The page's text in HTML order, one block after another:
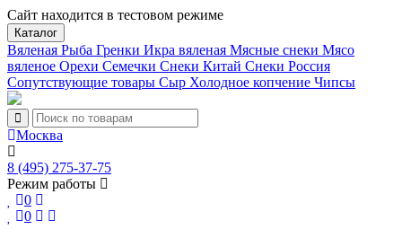
Сайт находится в тестовом режиме
Каталог
Вяленая Рыба Гренки Икра вяленая Мясные снеки Мясо
вяленое Орехи Семечки Снеки Китай Снеки Россия
Сопутствующие товары Сыр Холодное копчение Чипсы
Москва
8 (495) 275-37-75
Режим работы
0
0